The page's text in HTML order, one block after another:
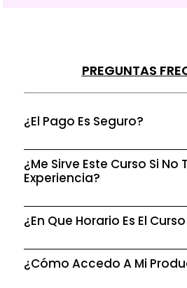
PREGUNTAS
¿El Pago Es Seguro?
¿Me Sirve Este Curso Si No
Experiencia?
¿En Que Horario Es El
¿Cómo Accedo A Mi